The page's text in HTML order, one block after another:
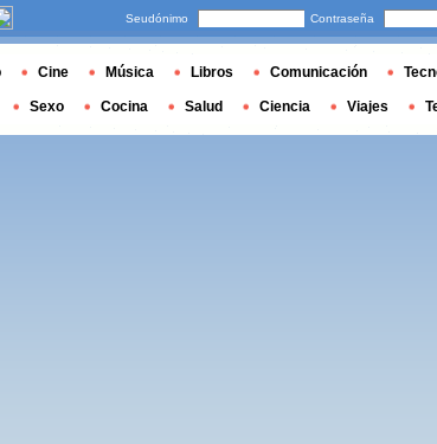
Seudónimo Contraseña
Cine Música Libros Comunicación
Sexo Cocina Salud Ciencia Viajes